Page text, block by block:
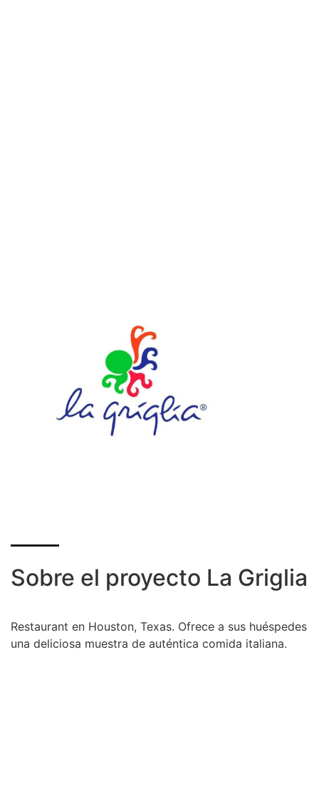
Sobre el proyecto La Griglia
Restaurant en Houston, Texas. Ofrece a sus huéspedes
una deliciosa muestra de auténtica comida italiana.